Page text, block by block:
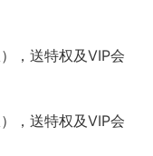
，送特权及VIP会
，送特权及VIP会